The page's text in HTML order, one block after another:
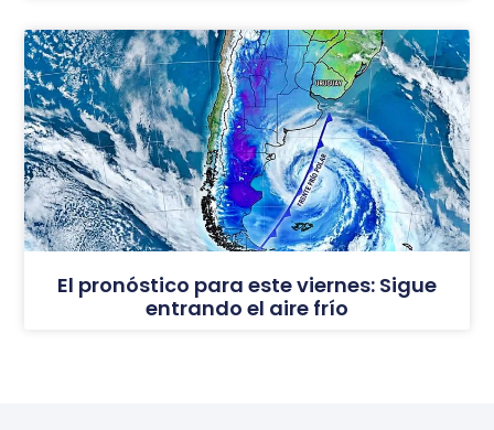
El pronóstico para este viernes: Sigue
entrando el aire frío